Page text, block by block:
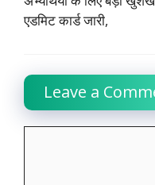
एडमिट कार्ड जारी,
Leave a